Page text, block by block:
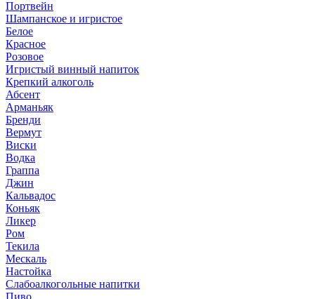
Портвейн
Шампанское и игристое
Белое
Красное
Розовое
Игристый винный напиток
Крепкий алкоголь
Абсент
Арманьяк
Бренди
Вермут
Виски
Водка
Граппа
Джин
Кальвадос
Коньяк
Ликер
Ром
Текила
Мескаль
Настойка
Слабоалкогольные напитки
Пиво